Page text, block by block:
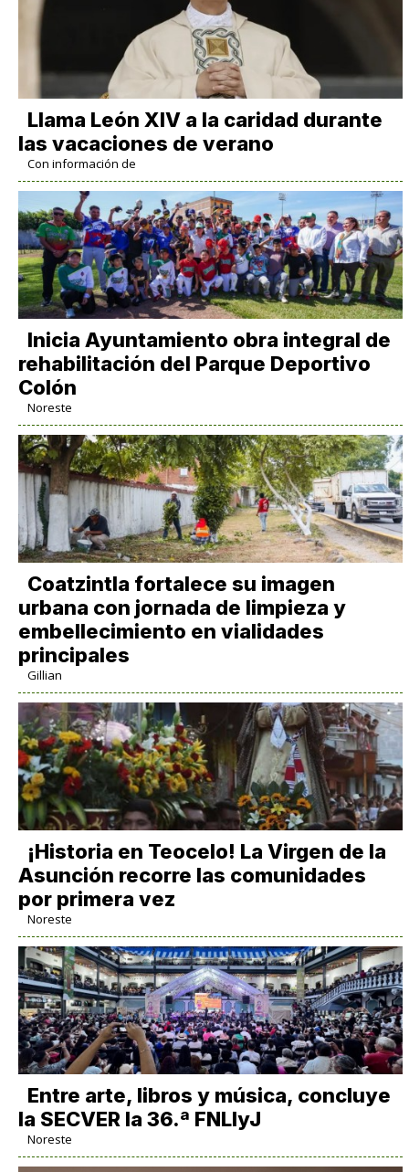
Llama León XIV a la caridad durante
las vacaciones de verano
Con información de
Inicia Ayuntamiento obra integral de
rehabilitación del Parque Deportivo
Colón
Noreste
Coatzintla fortalece su imagen
urbana con jornada de limpieza y
embellecimiento en vialidades
principales
Gillian
​¡Historia en Teocelo! La Virgen de la
Asunción recorre las comunidades
por primera vez
Noreste
Entre arte, libros y música, concluye
la SECVER la 36.ª FNLIyJ
Noreste